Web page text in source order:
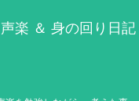
楽 ＆ 身の回り日記